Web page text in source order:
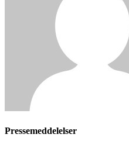
Pressemeddelelser